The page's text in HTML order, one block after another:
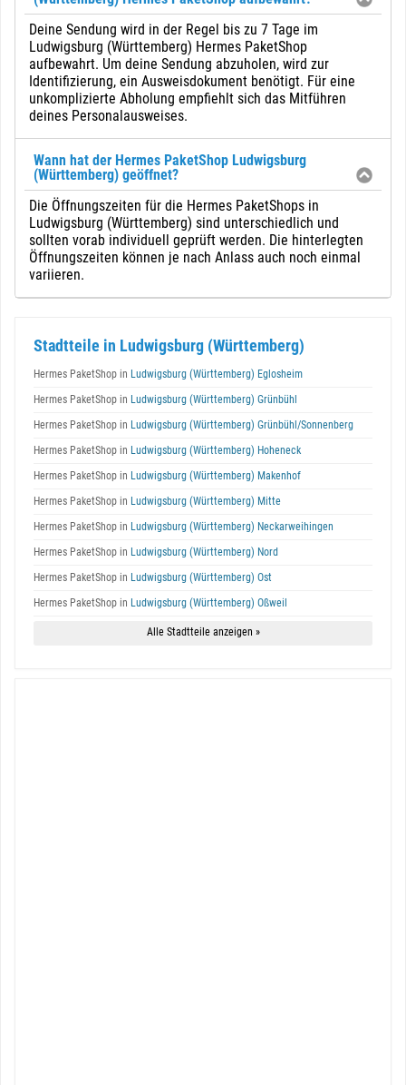
Deine Sendung wird in der Regel bis zu 7 Tage im
Ludwigsburg (Württemberg) Hermes PaketShop
aufbewahrt. Um deine Sendung abzuholen, wird zur
Identifizierung, ein Ausweisdokument benötigt. Für eine
unkomplizierte Abholung empfiehlt sich das Mitführen
deines Personalausweises.
Wann hat der Hermes PaketShop Ludwigsburg
(Württemberg) geöffnet?
Die Öffnungszeiten für die Hermes PaketShops in
Ludwigsburg (Württemberg) sind unterschiedlich und
sollten vorab individuell geprüft werden. Die hinterlegten
Öffnungszeiten können je nach Anlass auch noch einmal
variieren.
Stadtteile in Ludwigsburg (Württemberg)
Hermes PaketShop in Ludwigsburg (Württemberg) Eglosheim
Hermes PaketShop in Ludwigsburg (Württemberg) Grünbühl
Hermes PaketShop in Ludwigsburg (Württemberg) Grünbühl/Sonnenberg
Hermes PaketShop in Ludwigsburg (Württemberg) Hoheneck
Hermes PaketShop in Ludwigsburg (Württemberg) Makenhof
Hermes PaketShop in Ludwigsburg (Württemberg) Mitte
Hermes PaketShop in Ludwigsburg (Württemberg) Neckarweihingen
Hermes PaketShop in Ludwigsburg (Württemberg) Nord
Hermes PaketShop in Ludwigsburg (Württemberg) Ost
Hermes PaketShop in Ludwigsburg (Württemberg) Oßweil
Alle Stadtteile anzeigen »